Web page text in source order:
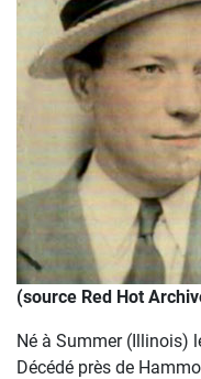
(source Red Hot
Né à Summer (Illinois)
Décédé près de